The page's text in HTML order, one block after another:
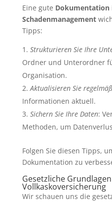
Eine gute Dokumentation
Schadenmanagement
Tipps:
Strukturieren Sie Ihre
Ordner und Unterordner
Organisation.
Aktualisieren Sie
Informationen aktuell.
Sichern Sie Ihre Daten:
Methoden, um
Folgen Sie diesen Tipps,
Dokumentation zu
Gesetzliche
Vollkaskoversicherung
Wir schauen uns die